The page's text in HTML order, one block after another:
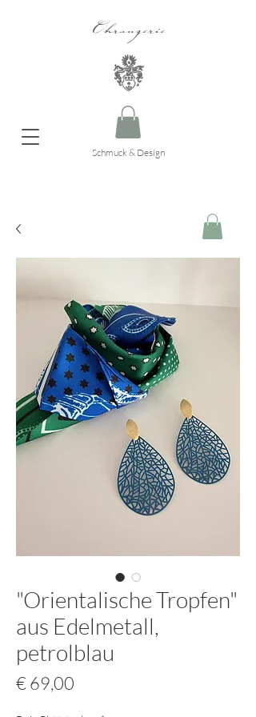
Ohrangerie
Schmuck & Design
"Orientalische Tropfen"
aus Edelmetall,
petrolblau
€ 69,00